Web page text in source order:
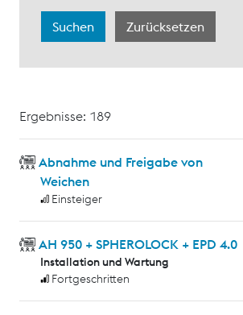
Ergebnisse: 189
Abnahme und Freigabe von
Weichen
Einsteiger
AH 950 + SPHEROLOCK + EPD 4.0
Installation und Wartung
Fortgeschritten